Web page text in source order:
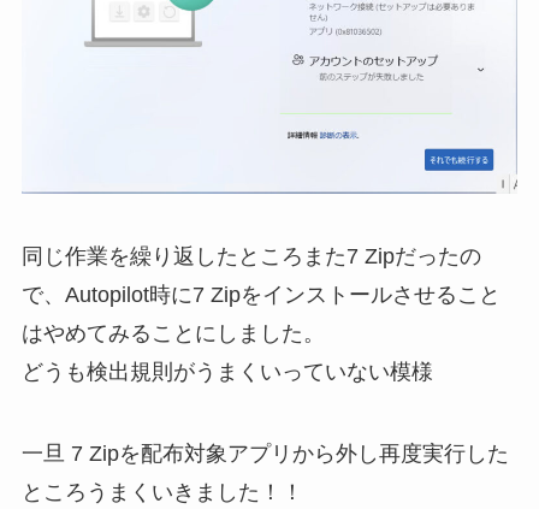
同じ作業を繰り返したところまた7 Zipだったの
で、Autopilot時に7 Zipをインストールさせること
はやめてみることにしました。
どうも検出規則がうまくいっていない模様
一旦 7 Zipを配布対象アプリから外し再度実行した
ところうまくいきました！！